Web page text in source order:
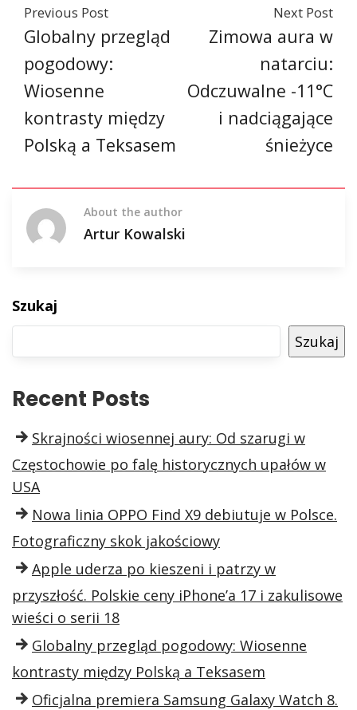
Previous Post
Globalny przegląd
pogodowy:
Wiosenne
kontrasty między
Polską a Teksasem
Next Post
Zimowa aura w
natarciu:
Odczuwalne -11°C
i nadciągające
śnieżyce
About the author
Artur Kowalski
Szukaj
Szukaj
Recent Posts
Skrajności wiosennej aury: Od szarugi w
Częstochowie po falę historycznych upałów w
USA
Nowa linia OPPO Find X9 debiutuje w Polsce.
Fotograficzny skok jakościowy
Apple uderza po kieszeni i patrzy w
przyszłość. Polskie ceny iPhone’a 17 i zakulisowe
wieści o serii 18
Globalny przegląd pogodowy: Wiosenne
kontrasty między Polską a Teksasem
Oficjalna premiera Samsung Galaxy Watch 8.